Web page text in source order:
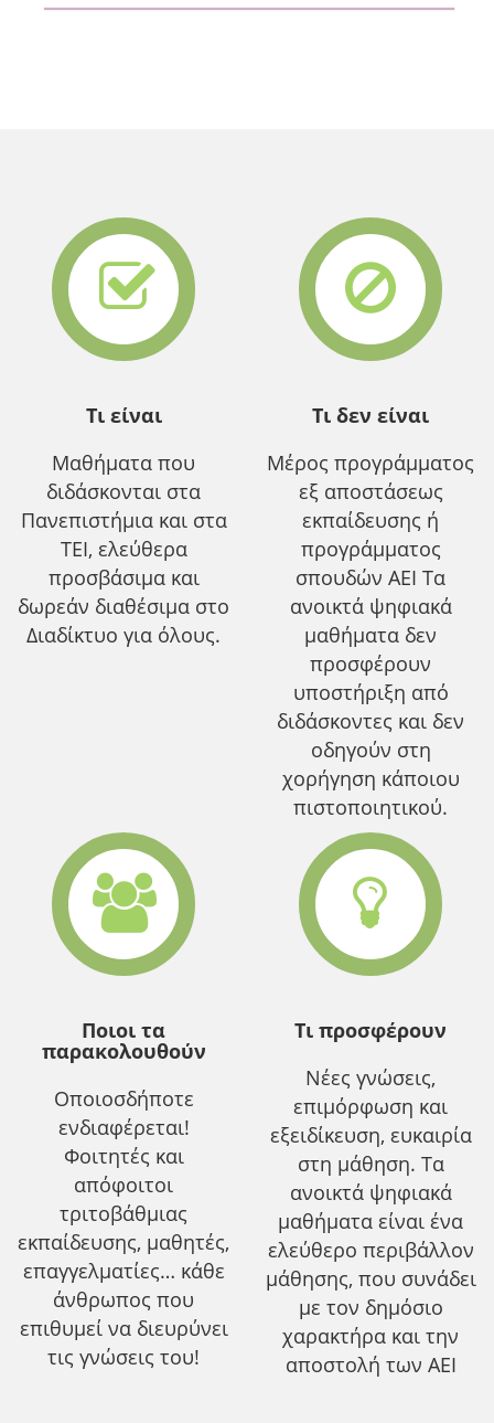
Τι είναι
Μαθήματα που
διδάσκονται στα
Πανεπιστήμια και στα
ΤΕΙ, ελεύθερα
προσβάσιμα και
δωρεάν διαθέσιμα στο
Διαδίκτυο για όλους.
Τι δεν είναι
Μέρος προγράμματος
εξ αποστάσεως
εκπαίδευσης ή
προγράμματος
σπουδών ΑΕΙ Τα
ανοικτά ψηφιακά
μαθήματα δεν
προσφέρουν
υποστήριξη από
διδάσκοντες και δεν
οδηγούν στη
χορήγηση κάποιου
πιστοποιητικού.
Ποιοι τα
παρακολουθούν
Οποιοσδήποτε
ενδιαφέρεται!
Φοιτητές και
απόφοιτοι
τριτοβάθμιας
εκπαίδευσης, μαθητές,
επαγγελματίες… κάθε
άνθρωπος που
επιθυμεί να διευρύνει
τις γνώσεις του!
Τι προσφέρουν
Νέες γνώσεις,
επιμόρφωση και
εξειδίκευση, ευκαιρία
στη μάθηση. Τα
ανοικτά ψηφιακά
μαθήματα είναι ένα
ελεύθερο περιβάλλον
μάθησης, που συνάδει
με τον δημόσιο
χαρακτήρα και την
αποστολή των ΑΕΙ